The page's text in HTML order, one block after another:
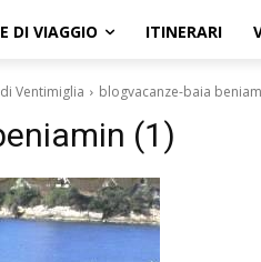
DI VIAGGIO ITINERARI
Ventimiglia blogvacanze-baia
(1)